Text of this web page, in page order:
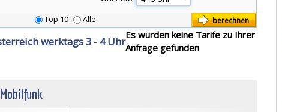
Top 10 Alle
werktags 3 - 4 UhrEs wurden keine Tarife zu Ihrer
Anfrage gefunden